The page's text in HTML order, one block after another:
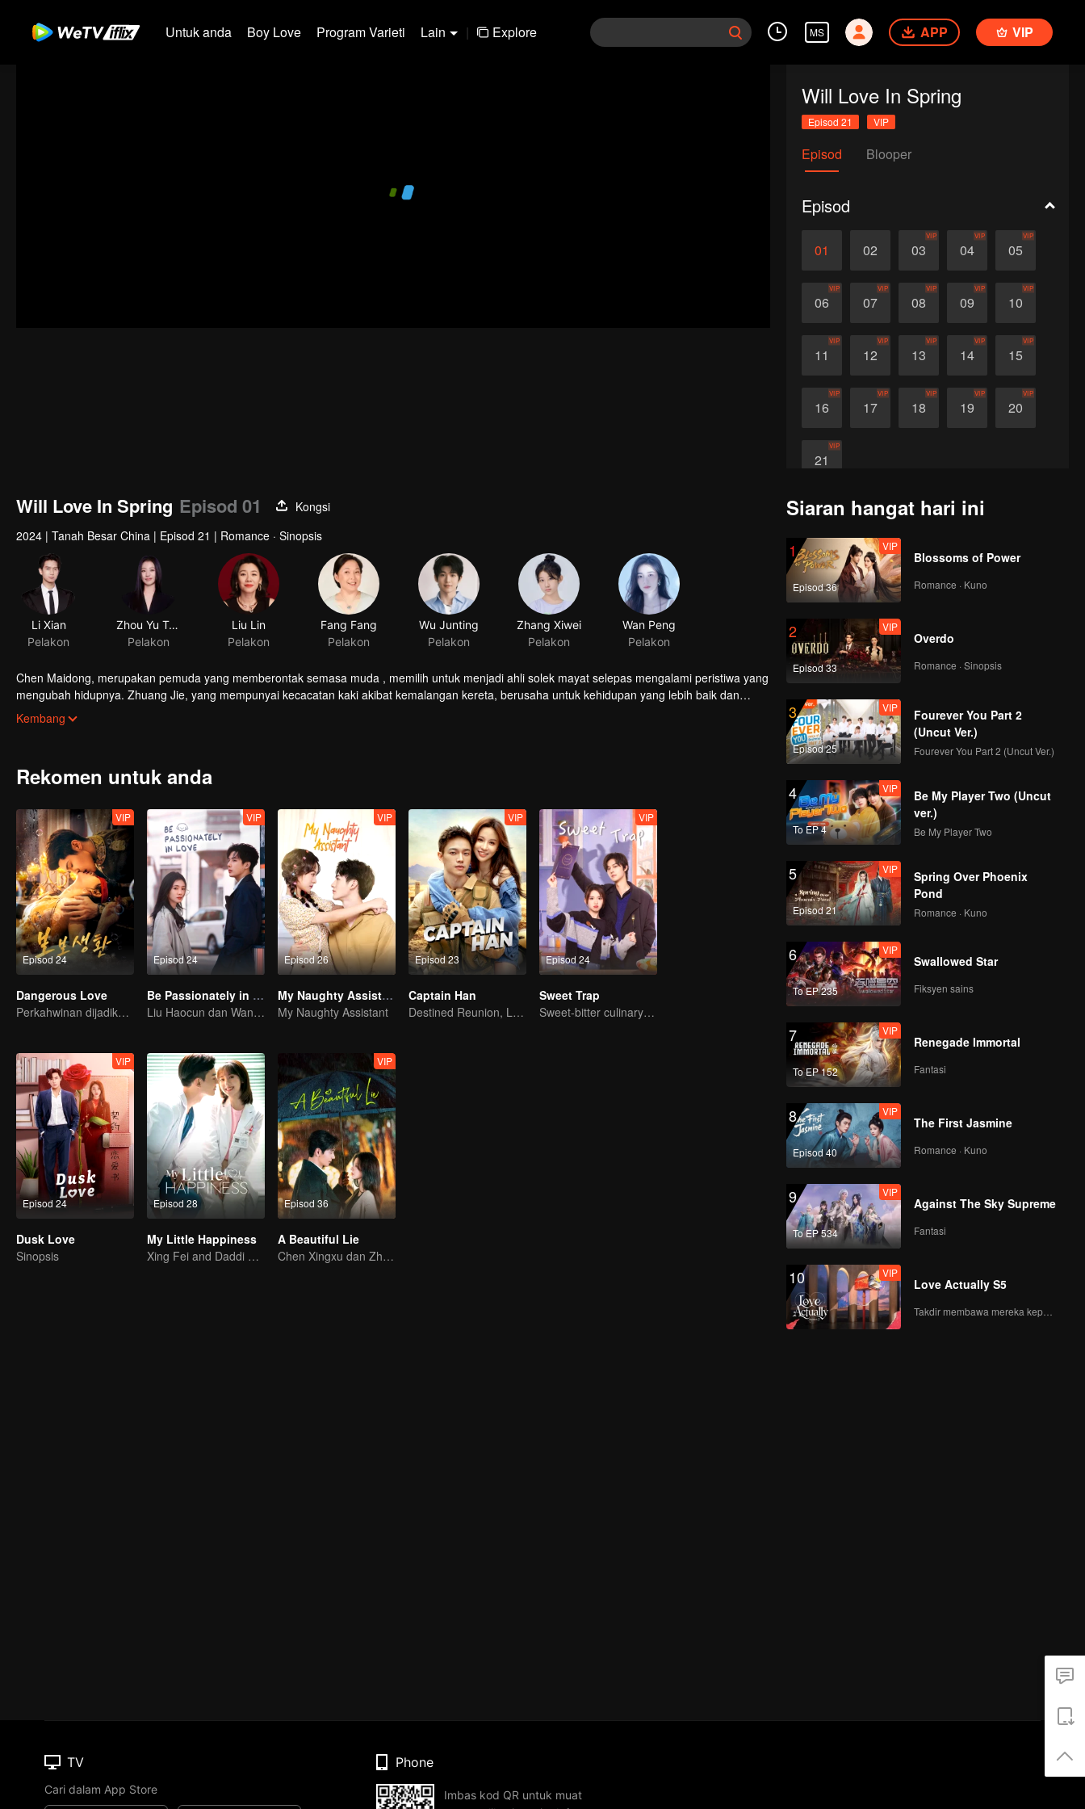
Untuk anda Boy Love Program Varieti Lain | Explore MS APP VIP
Will Love In Spring
Episod 21 VIP
Episod Blooper
Episod
01 02 03
VIP
04
VIP
05
VIP
06
VIP
07
VIP
08
VIP
09
VIP
10
VIP
11
VIP
12
VIP
13
VIP
14
VIP
15
VIP
16
VIP
17
VIP
18
VIP
19
VIP
20
VIP
21
VIP
Will Love In Spring Episod 01
Kongsi
2024 | Tanah Besar China | Episod 21 | Romance · Sinopsis
Li Xian
Pelakon
Zhou Yu Tong
Pelakon
Liu Lin
Pelakon
Fang Fang
Pelakon
Wu Junting
Pelakon
Chen Maidong, merupakan pemuda yang memberontak semasa muda , memilih untuk menjadi ahli solek mayat selepas mengalami peristiwa yang
mengubah hidupnya. Zhuang Jie, yang mempunyai kecacatan kaki akibat kemalangan kereta, berusaha untuk kehidupan yang lebih baik dan
menjadi seorang profesional berjaya di sebuah bandar besar. Drama ini menggambarkan perjalanan mereka yang personaliti dan keadaan mereka
berbeza, tetapi mereka belajar untuk memahami dan menerima satu sama lain. Kasih sayang mereka menyembuhkan hati mereka, membolehkan
Kembang
Rekomen untuk anda
Episod 24
VIP
Dangerous Love
Perkahwinan dijadikan umpan untuk balas dendam!
Episod 24
VIP
Be Passionately in Love
Liu Haocun dan Wang Anyu membawakan kisah cinta remaja yang suci.
Episod 26
VIP
My Naughty Assistant
My Naughty Assistant
Episod 23
VIP
Captain Han
Destined Reunion, Love in the Rainforest
Episod 24
VIP
Sweet Trap
Sweet-bitter culinary rivalry
Episod 24
VIP
Dusk Love
Sinopsis
Episod 28
My Little Happiness
Xing Fei and Daddi Tang's sweet love story.
Episod 36
VIP
A Beautiful Lie
Chen Xingxu dan Zhang Yuxi， Cinta Manis Penuh
Siaran hangat hari ini
1
Episod 36
VIP
Blossoms of Power
Romance · Kuno
2
Episod 33
VIP
Overdo
Romance · Sinopsis
3
Episod 25
VIP
Fourever You Part 2
(Uncut Ver.)
Fourever You Part 2 (Uncut Ver.)
4
To EP 4
VIP
Be My Player Two (Uncut
ver.)
Be My Player Two
5
Episod 21
VIP
Spring Over Phoenix
Pond
Romance · Kuno
6
To EP 235
VIP
Swallowed Star
Fiksyen sains
7
To EP 152
VIP
Renegade Immortal
Fantasi
8
Episod 40
VIP
The First Jasmine
Romance · Kuno
9
To EP 534
VIP
Against The Sky Supreme
Fantasi
10 VIP
Love Actually S5
Takdir membawa mereka kepada cinta yang tulus!
TV
Cari dalam App Store
Phone
Imbas kod QR untuk muat